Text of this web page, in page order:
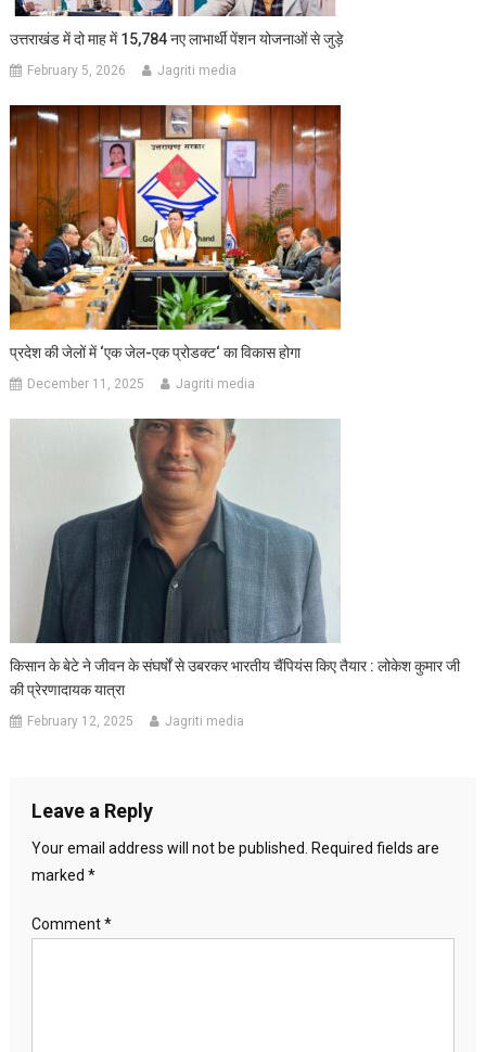
उत्तराखंड में दो माह में 15,784 नए लाभार्थी पेंशन योजनाओं से जुड़े
February 5, 2026 Jagriti media
प्रदेश की जेलों में ‘एक जेल-एक प्रोडक्ट‘ का विकास होगा
December 11, 2025 Jagriti media
किसान के बेटे ने जीवन के संघर्षों से उबरकर भारतीय चैंपियंस किए तैयार : लोकेश कुमार जी
की प्रेरणादायक यात्रा
February 12, 2025 Jagriti media
Leave a Reply
Your email address will not be published.
Required fields are
marked *
Comment*